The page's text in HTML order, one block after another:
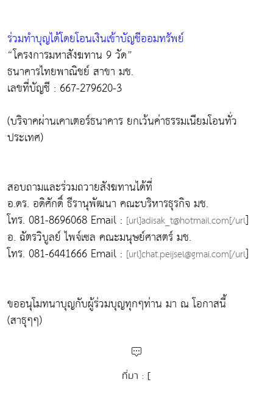
ร่วมทำบุญได้โดยโอนเงินเข้าบัญชีออมทรัพย์
“โครงการมหาสังฆทาน 9 วัด”
ธนาคารไทยพาณิชย์ สาขา มช.
เลขที่บัญชี : 667-279620-3
(บริจาคผ่านเคาเตอร์ธนาคาร ยกเว้นค่าธรรมเนียมโอนทั่ว
ประเทศ)
สอบถามและร่วมถวายสังฆทานได้ที่
อ.ดร. อดิศักดิ์ ธีรานุพัฒนา คณะบริหารธุรกิจ มช.
โทร. 081-8696068 Email : [url]adisak_t@hotmail.com[/url]
อ. ฉัตรวิบูลย์ ไพจ์เซล คณะมนุษย์ศาสตร์ มช.
โทร. 081-6441666 Email : [url]chat.peijsel@gmai.com[/url]
ขออนุโมทนาบุญกับผู้ร่วมบุญทุกๆท่าน มา ณ โอกาสนี้
(สาธุๆๆ)
ที่มา : [